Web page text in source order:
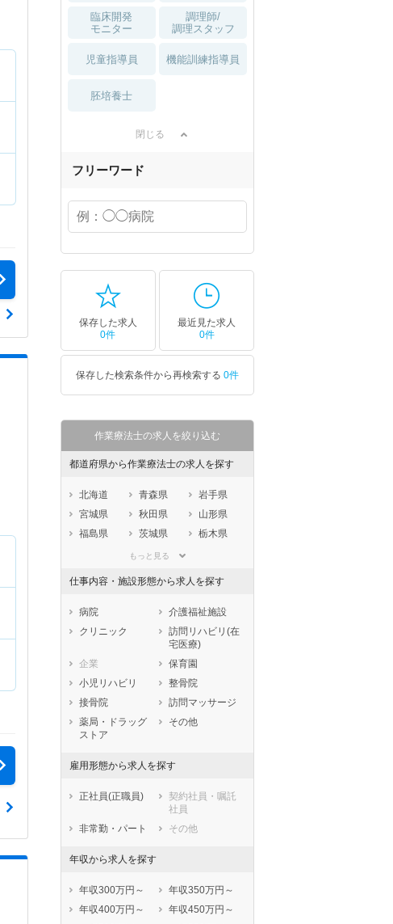
臨床開発
モニター
調理師/
調理スタッフ
児童指導員 機能訓練指導員
胚培養士
閉じる
フリーワード
保存した求人
0件
最近見た求人
0件
保存した検索条件から再検索する 0件
作業療法士の求人を絞り込む
都道府県から作業療法士の求人を探す
北海道 青森県
岩手県
宮城県
秋田県
山形県
福島県
茨城県
栃木県
埼玉県
石川県
福井県
岐阜県
静岡県
愛知県
三重県
大阪府
兵庫県
奈良県
鳥取県
島根県
広島県
山口県
徳島県
香川県
愛媛県
熊本県
大分県
もっと見る
仕事内容・施設形態から求人を探す
病院
介護福祉施設
クリニック
訪問リハビリ(在
宅医療)
企業
保育園
小児リハビリ
整骨院
接骨院
訪問マッサージ
薬局・ドラッグ
ストア
その他
雇用形態から求人を探す
正社員(正職員)
契約社員・嘱託
社員
非常勤・パート
その他
年収から求人を探す
年収300万円～
年収350万円～
年収400万円～
年収450万円～